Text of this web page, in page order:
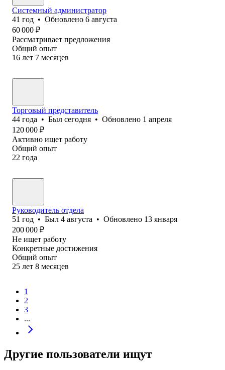
Системный администратор
41 год • Обновлено 6 августа
60 000 ₽
Рассматривает предложения
Общий опыт
16 лет 7 месяцев
Торговый представитель
44 года • Был сегодня • Обновлено 1 апреля
120 000 ₽
Активно ищет работу
Общий опыт
22 года
Руководитель отдела
51 год • Был 4 августа • Обновлено 13 января
200 000 ₽
Не ищет работу
Конкретные достижения
Общий опыт
25 лет 8 месяцев
1
2
3
...
Другие пользователи ищут